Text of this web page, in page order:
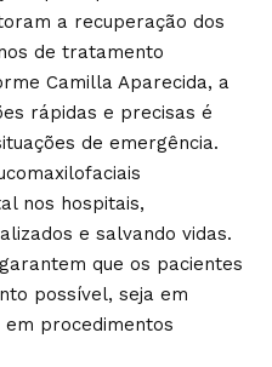
a recuperação dos
de tratamento
Camilla Aparecida, a
rápidas e precisas é
de emergência.
nos hospitais,
e salvando vidas.
que os pacientes
possível, seja em
em procedimentos